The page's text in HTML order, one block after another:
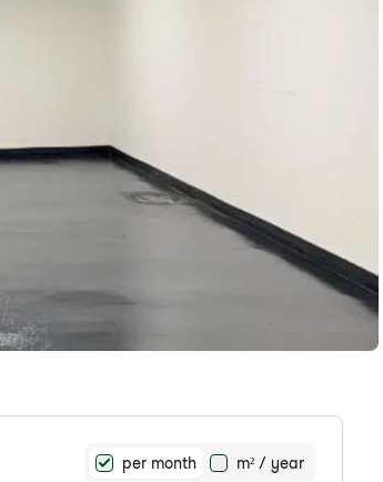
per month m² / year